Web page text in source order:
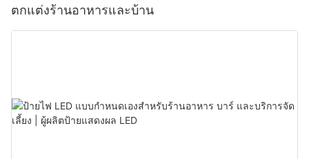
ตกแต่งร้านอาหารและบ้าน